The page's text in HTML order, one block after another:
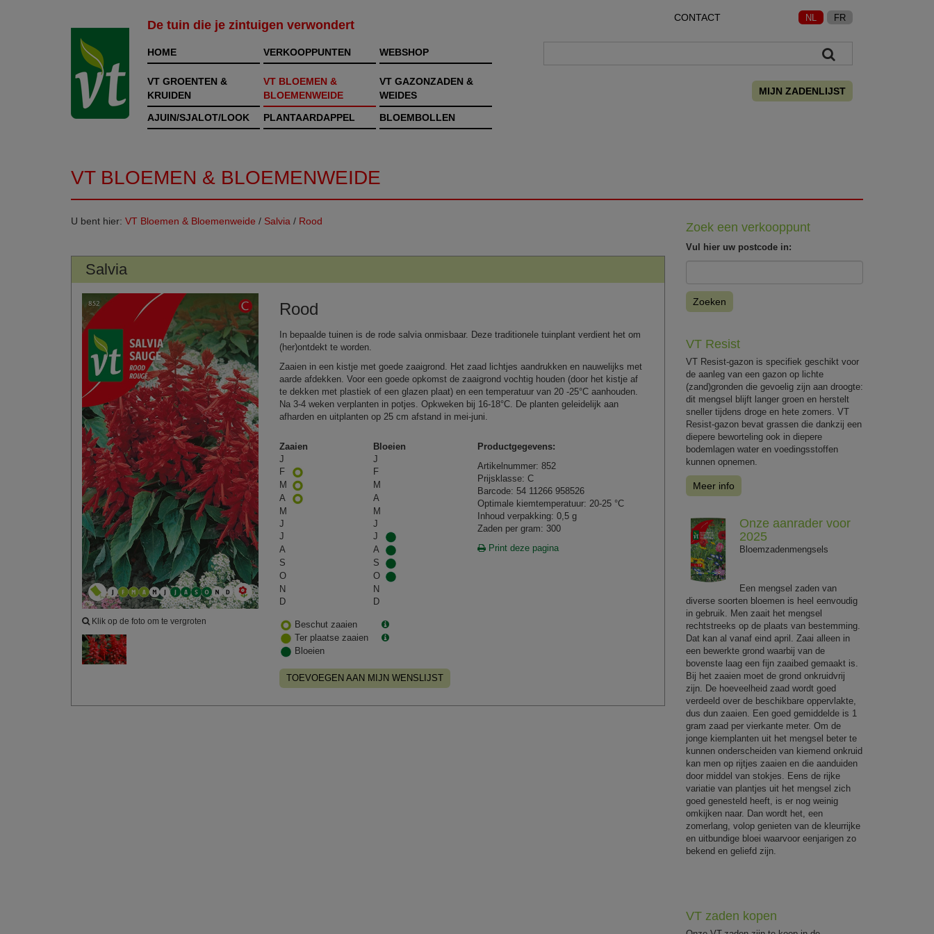
De tuin die je zintuigen verwondert
CONTACT NL FR
HOME VERKOOPPUNTEN WEBSHOP
VT GROENTEN &
KRUIDEN
VT BLOEMEN &
BLOEMENWEIDE
VT GAZONZADEN &
WEIDES
AJUIN/SJALOT/LOOK
PLANTAARDAPPEL BLOEMBOLLEN
MIJN ZADENLIJST
VT BLOEMEN & BLOEMENWEIDE
U bent hier: VT Bloemen & Bloemenweide / Salvia / Rood
Salvia
Klik op de foto om te vergroten
Rood
In bepaalde tuinen is de rode salvia onmisbaar. Deze traditionele tuinplant verdient het om
(her)ontdekt te worden.
Zaaien in een kistje met goede zaaigrond. Het zaad lichtjes aandrukken en nauwelijks met
aarde afdekken. Voor een goede opkomst de zaaigrond vochtig houden (door het kistje af
te dekken met plastiek of een glazen plaat) en een temperatuur van 20 -25°C aanhouden.
Na 3‑4 weken verplanten in potjes. Opkweken bij 16-18°C. De planten geleidelijk aan
afharden en uitplanten op 25 cm afstand in mei-juni.
Zaaien
Bloeien
J
J
F
F
M
M
A
A
M
M
J
J
J
J
A
A
S
S
O
O
N
N
D
D
Beschut zaaien
Ter plaatse zaaien
Bloeien
TOEVOEGEN AAN MIJN WENSLIJST
Productgegevens:
Artikelnummer: 852
Prijsklasse: C
Barcode: 54 11266 958526
Optimale kiemtemperatuur: 20-25 °C
Inhoud verpakking: 0,5 g
Zaden per gram: 300
Print deze pagina
Zoek een verkooppunt
Vul hier uw postcode in:
Zoeken
VT Resist
VT Resist-gazon is specifiek geschikt voor
de aanleg van een gazon op lichte
(zand)gronden die gevoelig zijn aan droogte:
dit mengsel blijft langer groen en herstelt
sneller tijdens droge en hete zomers. VT
Resist-gazon bevat grassen die dankzij een
diepere beworteling ook in diepere
bodemlagen water en voedingsstoffen
kunnen opnemen.
Meer info
Onze aanrader voor
2025
Bloemzadenmengsels
Een mengsel zaden van
diverse soorten bloemen is heel eenvoudig
in gebruik. Men zaait het mengsel
rechtstreeks op de plaats van bestemming.
Dat kan al vanaf eind april. Zaai alleen in
een bewerkte grond waarbij van de
bovenste laag een fijn zaaibed gemaakt is.
Bij het zaaien moet de grond onkruidvrij
zijn. De hoeveelheid zaad wordt goed
verdeeld over de beschikbare oppervlakte,
dus dun zaaien. Een goed gemiddelde is 1
gram zaad per vierkante meter. Om de
jonge kiemplanten uit het mengsel beter te
kunnen onderscheiden van kiemend onkruid
kan men op rijtjes zaaien en die aanduiden
door middel van stokjes. Eens de rijke
variatie van plantjes uit het mengsel zich
goed genesteld heeft, is er nog weinig
omkijken naar. Dan wordt het, een
zomerlang, volop genieten van de kleurrijke
en uitbundige bloei waarvoor eenjarigen zo
bekend en geliefd zijn.
VT zaden kopen